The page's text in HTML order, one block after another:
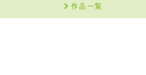
作品一覧